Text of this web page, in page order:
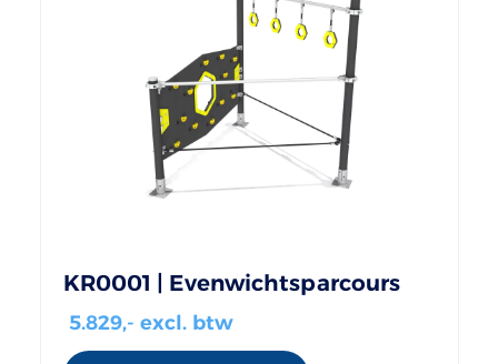
KR0001 | Evenwichtsparcours
5.829,- excl. btw